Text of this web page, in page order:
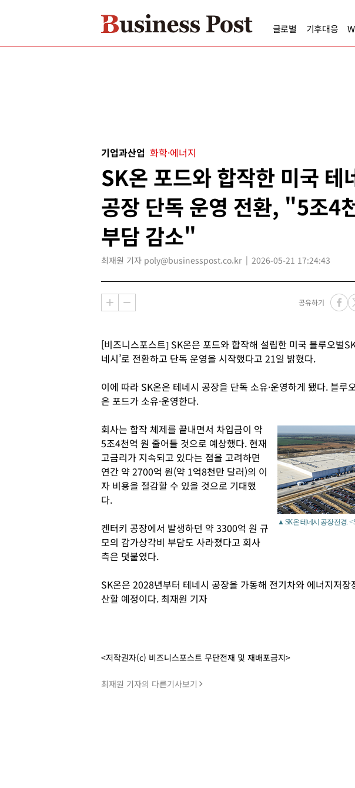
글로벌 기후대응
기업과산업 화학·에너지
SK온 포드와 합작한 미국 테
공장 단독 운영 전환, "5조4
부담 감소"
최재원 기자 poly@businesspost.co.kr 2026-05-21 17:24:43
공유하기
[비즈니스포스트] SK온은 포드와 합작해 설립한 미국 블루오벌
네시’로 전환하고 단독 운영을 시작했다고 21일 밝혔다.
이에 따라 SK온은 테네시 공장을 단독 소유·운영하게 됐다. 블루
은 포드가 소유·운영한다.
▲ SK온 테네시 공장 전경. <
회사는 합작 체제를 끝내면서 차입금이 약
5조4천억 원 줄어들 것으로 예상했다. 현재
고금리가 지속되고 있다는 점을 고려하면
연간 약 2700억 원(약 1억8천만 달러)의 이
자 비용을 절감할 수 있을 것으로 기대했
다.
켄터키 공장에서 발생하던 약 3300억 원 규
모의 감가상각비 부담도 사라졌다고 회사
측은 덧붙였다.
SK온은 2028년부터 테네시 공장을 가동해 전기차와 에너지저장
산할 예정이다. 최재원 기자
<저작권자(c) 비즈니스포스트 무단전재 및 재배포금지>
최재원 기자의 다른기사보기